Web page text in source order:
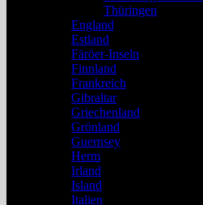
Thüringen
England
Estland
Färöer-Inseln
Finnland
Frankreich
Gibraltar
Griechenland
Grönland
Guernsey
Herm
Irland
Island
Italien